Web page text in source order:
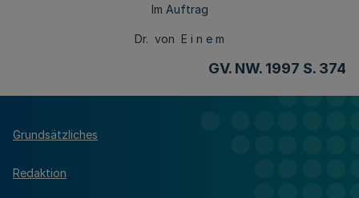
Im Auftrag
Dr. von E i n e m
GV. NW. 1997 S. 374
Grundsätzliches
Redaktion